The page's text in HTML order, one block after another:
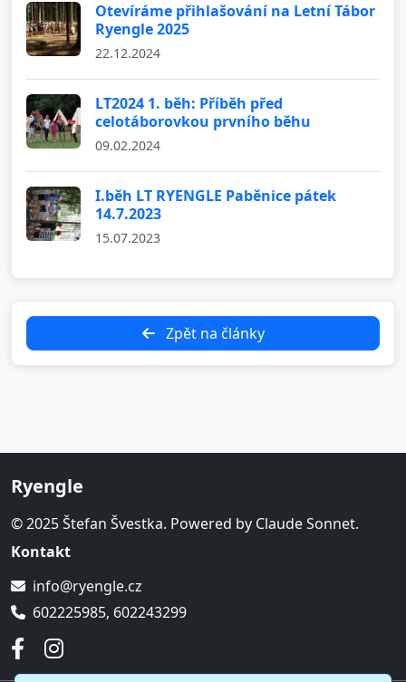
Otevíráme přihlašování na Letní Tábor
Ryengle 2025
22.12.2024
LT2024 1. běh: Příběh před
celotáborovkou prvního běhu
09.02.2024
I.běh LT RYENGLE Paběnice pátek
14.7.2023
15.07.2023
Zpět na články
Ryengle
© 2025 Štefan Švestka. Powered by Claude Sonnet.
Kontakt
info@ryengle.cz
602225985, 602243299